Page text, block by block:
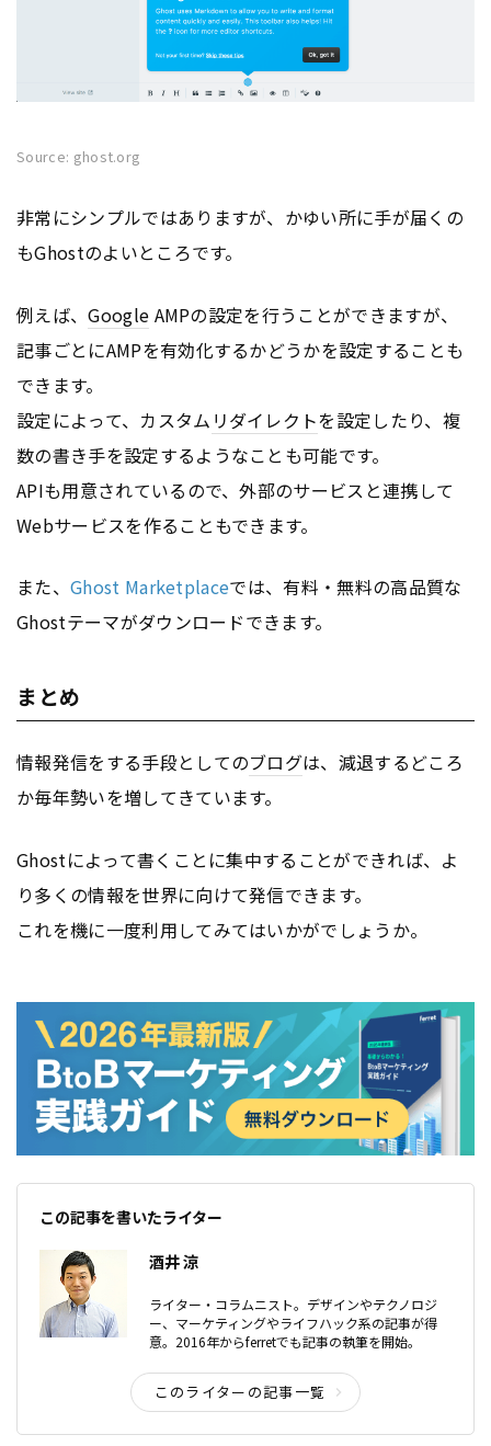
Source: ghost.org
非常にシンプルではありますが、かゆい所に手が届くの
もGhostのよいところです。
例えば、Google AMPの設定を行うことができますが、
記事ごとにAMPを有効化するかどうかを設定することも
できます。
設定によって、カスタム リダイレクトを設定したり、複
数の書き手を設定するようなことも可能です。
APIも用意されているので、外部のサービスと連携して
Webサービスを作ることもできます。
また、 Ghost Marketplaceでは、有料・無料の高品質な
Ghostテーマがダウンロードできます。
まとめ
情報発信をする手段としてのブログは、減退するどころ
か毎年勢いを増してきています。
Ghostによって書くことに集中することができれば、よ
り多くの情報を世界に向けて発信できます。
これを機に一度利用してみてはいかがでしょうか。
この記事を書いたライター
酒井 涼
ライター・コラムニスト。デザインやテクノロジ
ー、マーケティングやライフハック系の記事が得
意。2016年からferretでも記事の執筆を開始。
このライターの記事一覧